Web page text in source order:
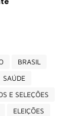
BRASIL
SAÚDE
E SELEÇÕES
ELEIÇÕES